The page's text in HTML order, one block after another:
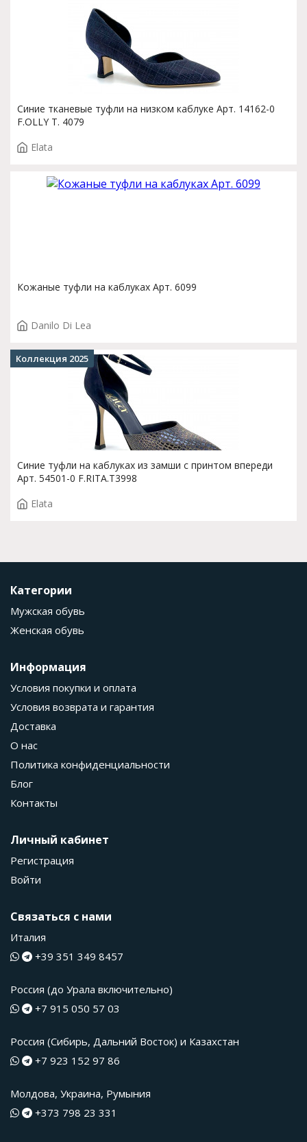
Синие тканевые туфли на низком каблуке Арт. 14162-0
F.OLLY T. 4079
Elata
Кожаные туфли на каблуках Арт. 6099
Danilo Di Lea
Синие туфли на каблуках из замши с принтом впереди
Арт. 54501-0 F.RITA.T3998
Elata
Коллекция 2025
Категории
Мужская обувь
Женская обувь
Информация
Условия покупки и оплата
Условия возврата и гарантия
Доставка
О нас
Политика конфиденциальности
Блог
Контакты
Личный кабинет
Регистрация
Войти
Связаться с нами
Италия
+39 351 349 8457
Россия (до Урала включительно)
+7 915 050 57 03
Россия (Сибирь, Дальний Восток) и Казахстан
+7 923 152 97 86
Молдова, Украина, Румыния
+373 798 23 331